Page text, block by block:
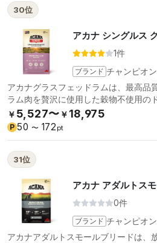
30位
アカナ シングルス
1件
ブランド チャンピオ
アカナグラスフェッドラムは、最高品
ラム肉を贅沢に使用した穀物不使用の
￥ 5,527〜 ￥ 18,975
P 50 〜 172 pt
31位
アカナ アダルトス
0件
ブランド チャンピオ
アカナアダルトスモールブリードは、